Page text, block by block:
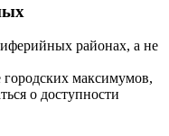
районах, а не
максимумов,
о доступности